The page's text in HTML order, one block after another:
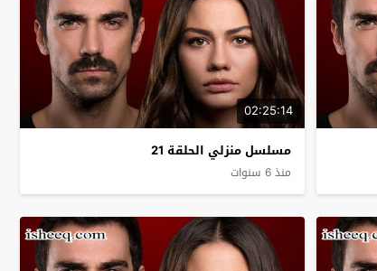
02:25:14
مسلسل منزلي الحلقة 21
منذ 6 سنوات